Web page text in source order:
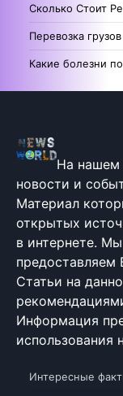
Сколько Стоит
Перевозка
Какие болезни
На нашем
новости и
Материал
открытых
в интернете.
предоставляем
Статьи на
Информация
использования
Интересные